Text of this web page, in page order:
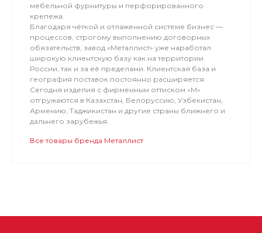
мебельной фурнитуры и перфорированного
крепежа.
Благодаря чёткой и отлаженной системе бизнес —
процессов, строгому выполнению договорных
обязательств, завод «Металлист» уже наработал
широкую клиентскую базу как на территории
России, так и за её пределами. Клиентская база и
география поставок постоянно расширяется.
Сегодня изделия с фирменным оттиском «М»
отгружаются в Казахстан, Белоруссию, Узбекистан,
Армению, Таджикистан и другие страны ближнего и
дальнего зарубежья.
Все товары бренда Металлист